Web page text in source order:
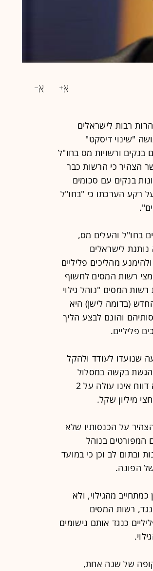
רבות לישראלים
"שינוי דיסקט"
ורשויות מס בחו"ל
הצהיר כי הרשות כבר
בנקים עם סכומים
רקע הערכתו כי "בחו"ל
בחו"ל והעלים מס,
לישראלים
מהליכים פליליים
רשות המסים לחשוף
המסים "נוהל גילוי
(בדומה לישן) היא
והונם לבצע הליך
פליליים.
שנועדו לעודד ולהקל
הגשת בקשה במסלול
מקוצר, החוסך ביורוקרטיה וטפסים, במקרים בהם ההון שלא דווח אינו עולה על 2
מיליון שקל.
על הכנסותיו שלא
המפורטים בנוהל
ובתום לב וכן כי במועד
הפונה.
מהגילוי, ולא
רשות המסים
כנגד אותם נישומים
של שנה אחת,